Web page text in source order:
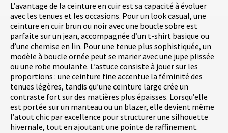
L’avantage de la ceinture en cuir est sa capacité à évoluer
avec les tenues et les occasions. Pour un look casual, une
ceinture en cuir brun ou noir avec une boucle sobre est
parfaite sur un jean, accompagnée d’un t-shirt basique ou
d’une chemise en lin. Pour une tenue plus sophistiquée, un
modèle à boucle ornée peut se marier avec une jupe plissée
ou une robe moulante. L’astuce consiste à jouer sur les
proportions : une ceinture fine accentue la féminité des
tenues légères, tandis qu’une ceinture large crée un
contraste fort sur des matières plus épaisses. Lorsqu’elle
est portée sur un manteau ou un blazer, elle devient même
l’atout chic par excellence pour structurer une silhouette
hivernale, tout en ajoutant une pointe de raffinement.